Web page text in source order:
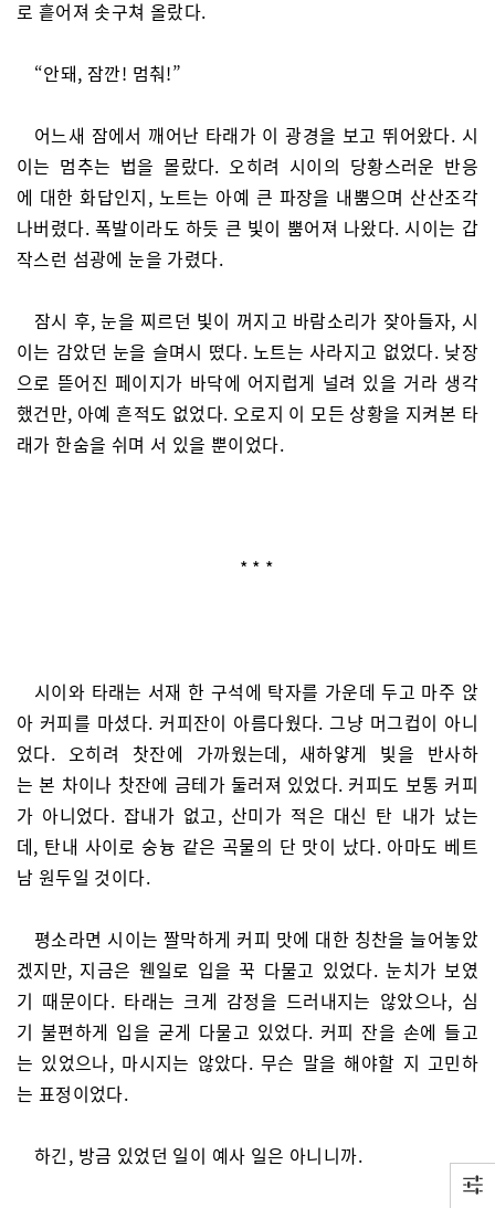
로 흩어져 솟구쳐 올랐다.
“안돼, 잠깐! 멈춰!”
어느새 잠에서 깨어난 타래가 이 광경을 보고 뛰어왔다. 시
이는 멈추는 법을 몰랐다. 오히려 시이의 당황스러운 반응
에 대한 화답인지, 노트는 아예 큰 파장을 내뿜으며 산산조각
나버렸다. 폭발이라도 하듯 큰 빛이 뿜어져 나왔다. 시이는 갑
작스런 섬광에 눈을 가렸다.
잠시 후, 눈을 찌르던 빛이 꺼지고 바람소리가 잦아들자, 시
이는 감았던 눈을 슬며시 떴다. 노트는 사라지고 없었다. 낮장
으로 뜯어진 페이지가 바닥에 어지럽게 널려 있을 거라 생각
했건만, 아예 흔적도 없었다. 오로지 이 모든 상황을 지켜본 타
래가 한숨을 쉬며 서 있을 뿐이었다.
* * *
시이와 타래는 서재 한 구석에 탁자를 가운데 두고 마주 앉
아 커피를 마셨다. 커피잔이 아름다웠다. 그냥 머그컵이 아니
었다. 오히려 찻잔에 가까웠는데, 새하얗게 빛을 반사하
는 본 차이나 찻잔에 금테가 둘러져 있었다. 커피도 보통 커피
가 아니었다. 잡내가 없고, 산미가 적은 대신 탄 내가 났는
데, 탄내 사이로 숭늉 같은 곡물의 단 맛이 났다. 아마도 베트
남 원두일 것이다.
평소라면 시이는 짤막하게 커피 맛에 대한 칭찬을 늘어놓았
겠지만, 지금은 웬일로 입을 꾹 다물고 있었다. 눈치가 보였
기 때문이다. 타래는 크게 감정을 드러내지는 않았으나, 심
기 불편하게 입을 굳게 다물고 있었다. 커피 잔을 손에 들고
는 있었으나, 마시지는 않았다. 무슨 말을 해야할 지 고민하
는 표정이었다.
하긴, 방금 있었던 일이 예사 일은 아니니까.